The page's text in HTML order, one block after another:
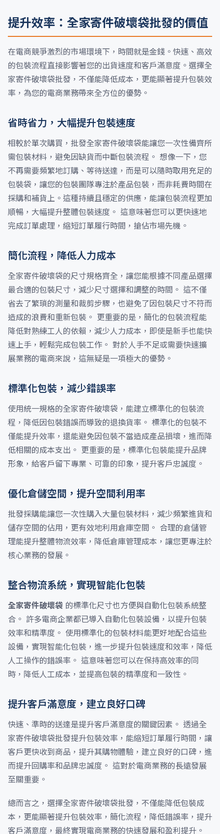
提升效率：全家寄件破壞袋批發的價值
在電商競爭激烈的市場環境下，時間就是金錢。快速、高效
的包裝流程直接影響著您的出貨速度和客戶滿意度。選擇全
家寄件破壞袋批發，不僅能降低成本，更能顯著提升包裝效
率，為您的電商業務帶來全方位的優勢。
省時省力，大幅提升包裝速度
相較於單次購買，批發全家寄件破壞袋能讓您一次性備齊所
需包裝材料，避免因缺貨而中斷包裝流程。 想像一下，您
不再需要頻繁地訂購、等待送達，而是可以隨時取用充足的
包裝袋，讓您的包裝團隊專注於產品包裝，而非耗費時間在
採購和補貨上。這種持續且穩定的供應，能讓包裝流程更加
順暢，大幅提升整體包裝速度。 這意味著您可以更快速地
完成訂單處理，縮短訂單履行時間，搶佔市場先機。
簡化流程，降低人力成本
全家寄件破壞袋的尺寸規格齊全，讓您能根據不同產品選擇
最合適的包裝尺寸，減少尺寸選擇和調整的時間。 這不僅
省去了繁瑣的測量和裁剪步驟，也避免了因包裝尺寸不符而
造成的浪費和重新包裝。 更重要的是，簡化的包裝流程能
降低對熟練工人的依賴，減少人力成本，即使是新手也能快
速上手，輕鬆完成包裝工作。 對於人手不足或需要快速擴
展業務的電商來說，這無疑是一項極大的優勢。
標準化包裝，減少錯誤率
使用統一規格的全家寄件破壞袋，能建立標準化的包裝流
程，降低因包裝錯誤而導致的退換貨率。 標準化的包裝不
僅能提升效率，還能避免因包裝不當造成產品損壞，進而降
低相關的成本支出。 更重要的是，標準化包裝能提升品牌
形象，給客戶留下專業、可靠的印象，提升客戶忠誠度。
優化倉儲空間，提升空間利用率
批發採購能讓您一次性購入大量包裝材料，減少頻繁進貨和
儲存空間的佔用，更有效地利用倉庫空間。 合理的倉儲管
理能提升整體物流效率，降低倉庫管理成本，讓您更專注於
核心業務的發展。
整合物流系統，實現智能化包裝
全家寄件破壞袋 的標準化尺寸也方便與自動化包裝系統整
合。 許多電商企業都已導入自動化包裝設備，以提升包裝
效率和精準度。 使用標準化的包裝材料能更好地配合這些
設備，實現智能化包裝，進一步提升包裝速度和效率，降低
人工操作的錯誤率。 這意味著您可以在保持高效率的同
時，降低人工成本，並提高包裝的精準度和一致性。
提升客戶滿意度，建立良好口碑
快速、準時的送達是提升客戶滿意度的關鍵因素。 透過全
家寄件破壞袋批發提升包裝效率，能縮短訂單履行時間，讓
客戶更快收到商品，提升其購物體驗，建立良好的口碑，進
而提升回購率和品牌忠誠度。 這對於電商業務的長遠發展
至關重要。
總而言之，選擇全家寄件破壞袋批發，不僅能降低包裝成
本，更能顯著提升包裝效率，簡化流程，降低錯誤率，提升
客戶滿意度，最終實現電商業務的快速發展和盈利提升。